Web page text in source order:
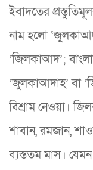
ইবাদতের
নাম হলো
‘জিলকাআদ’;
‘জুলকাআদাহ’ বা
বিশ্রাম নেওয়া।
শাবান, রমজান,
ব্যস্ততম মাস।